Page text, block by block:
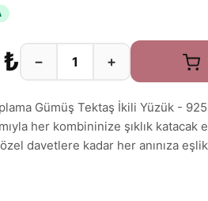
− +
Gümüş Tektaş İkili Yüzük -
her kombininize şıklık katacak
davetlere kadar her anınıza